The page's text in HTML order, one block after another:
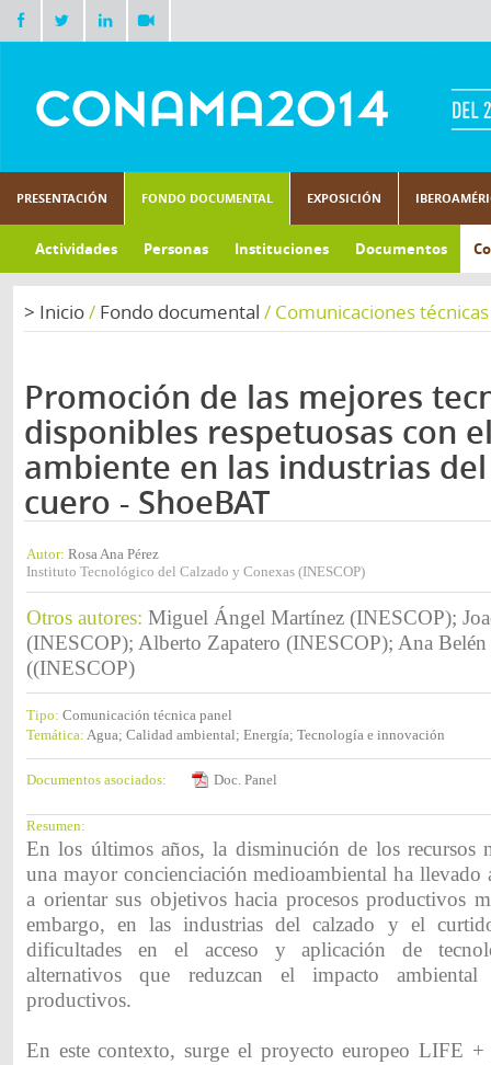
PRESENTACIÓN FONDO DOCUMENTAL EXPOSICIÓN
Actividades Personas Instituciones Documentos
> Inicio/ Fondo documental / Comunicaciones técnicas
Promoción de las mejores
disponibles respetuosas con
ambiente en las industrias
cuero - ShoeBAT
Autor: Rosa Ana Pérez
Instituto Tecnológico del Calzado y Conexas (INESCOP)
Otros autores: Miguel Ángel Martínez (INESCOP);
(INESCOP); Alberto Zapatero (INESCOP); Ana
((INESCOP)
Tipo: Comunicación técnica panel
Temática: Agua; Calidad ambiental; Energía; Tecnología e innovación
Documentos asociados: Doc. Panel
Resumen:
En los últimos años, la disminución de los recursos
una mayor concienciación medioambiental ha llevado
a orientar sus objetivos hacia procesos productivos
embargo, en las industrias del calzado y el
dificultades en el acceso y aplicación de
alternativos que reduzcan el impacto
productivos.
En este contexto, surge el proyecto europeo LIFE